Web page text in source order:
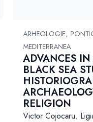
ARHEOLOGIE,
MEDITERRANEA
ADVANCES
BLACK SEA
RELIGION
Victor Cojocaru,